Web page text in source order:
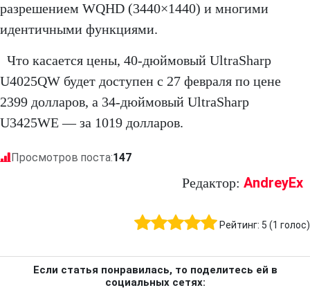
разрешением WQHD (3440×1440) и многими
идентичными функциями.
Что касается цены, 40-дюймовый UltraSharp
U4025QW будет доступен с 27 февраля по цене
2399 долларов, а 34-дюймовый UltraSharp
U3425WE — за 1019 долларов.
Просмотров поста:147
Редактор: AndreyEx
Рейтинг: 5 (1 голос)
Если статья понравилась, то поделитесь ей в
социальных сетях: